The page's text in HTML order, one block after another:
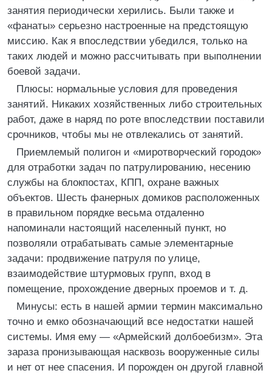
занятия периодически херились. Были также и
«фанаты» серьезно настроенные на предстоящую
миссию. Как я впоследствии убедился, только на
таких людей и можно рассчитывать при выполнении
боевой задачи.
Плюсы: нормальные условия для проведения
занятий. Никаких хозяйственных либо строительных
работ, даже в наряд по роте впоследствии поставили
срочников, чтобы мы не отвлекались от занятий.
Приемлемый полигон и «миротворческий городок»
для отработки задач по патрулированию, несению
службы на блокпостах, КПП, охране важных
объектов. Шесть фанерных домиков расположенных
в правильном порядке весьма отдаленно
напоминали настоящий населенный пункт, но
позволяли отрабатывать самые элементарные
задачи: продвижение патруля по улице,
взаимодействие штурмовых групп, вход в
помещение, прохождение дверных проемов и т. д.
Минусы: есть в нашей армии термин максимально
точно и емко обозначающий все недостатки нашей
системы. Имя ему — «Армейский долбоебизм». Эта
зараза пронизывающая насквозь вооруженные силы
и нет от нее спасения. И порожден он другой главной